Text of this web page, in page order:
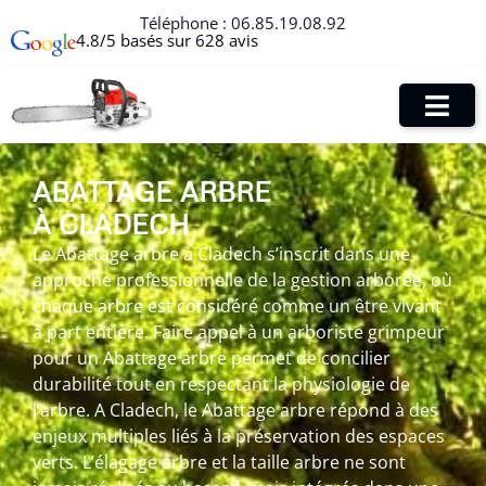
Téléphone : 06.85.19.08.92
4.8/5 basés sur 628 avis
ABATTAGE ARBRE
À CLADECH
Le Abattage arbre à Cladech s’inscrit dans une
approche professionnelle de la gestion arborée, où
chaque arbre est considéré comme un être vivant
à part entière. Faire appel à un arboriste grimpeur
pour un Abattage arbre permet de concilier
durabilité tout en respectant la physiologie de
l’arbre. A Cladech, le Abattage arbre répond à des
enjeux multiples liés à la préservation des espaces
verts. L’élagage arbre et la taille arbre ne sont